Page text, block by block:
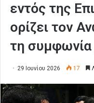
εντός της
ορίζει τον
τη
29 Ιουνίου 2026 17